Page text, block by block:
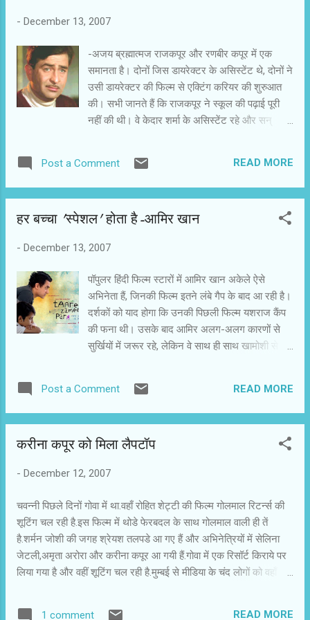
सत्य है. उनमें से अधिकांश अपने प्रेत ...
- December 13, 2007
-अजय ब्रह्मात्मज राजकपूर और रणबीर कपूर में एक
समानता है। दोनों जिस डायरेक्टर के असिस्टेंट थे, दोनों ने
उसी डायरेक्टर की फिल्म से एक्टिंग करियर की शुरुआत
की। सभी जानते हैं कि राजकपूर ने स्कूल की पढ़ाई पूरी
नहीं की थी। वे केदार शर्मा के असिस्टेंट रहे और सन्
स्टूडियोज की स्थापना की। रणबीर भी अपने दादा की तरह
संजय लीला भंसाली के सहायक रहे और फिर उनकी ही
यह देखना है कि वे आरके फिल्म्स एंड स्टूडियोज को कब
फैसला किया, तो उनके पिता ने उन्हें जवाब-तलब किया।
निरुत्तर कर दिया। उन्होंने पृथ्वीराज कपूर से पूछा, सर,
स्कूल की पढ़ाई के बाद क्या होगा? अगर आपको वकील
बनना हो, तो आप लॉ कॉलेज में जाते हैं। अगर आपको
डॉक्टर बनना हो, तो आप मेडिकल कॉलेज में जाते हैं और
अगर आपको फिल्ममेकर बनना हो, तो आप कहां जाएंगे? मैं
Post a Comment READ MORE
हर बच्चा 'स्पेशल' होता है-आमिर खान
- December 13, 2007
पॉपुलर हिंदी फिल्म स्टारों में आमिर खान अकेले ऐसे
अभिनेता हैं, जिनकी फिल्म इतने लंबे गैप के बाद आ रही है।
दर्शकों को याद होगा कि उनकी पिछली फिल्म यशराज कैंप
की फना थी। उसके बाद आमिर अलग-अलग कारणों से
सुर्खियों में जरूर रहे, लेकिन वे साथ ही साथ खामोशी से
निर्माता-निर्देशक तो हैं ही, साथ ही इसमें अभिनय भी कर रहे
हैं। पिछले दिनों आमिर खान से मुलाकात हुई। प्रस्तुत हैं
और निर्माता के बाद निर्देशक भी बन गए। क्या फिल्म तारे
ने चुना? अच्छा सवाल है, लेकिन मैं बता दूं कि इस फिल्म में
लेकिन डायरेक्टर मैं बाद में बन गया। लोग कह सकते हैं कि
डायरेक्टर आमिर को एक्टर आमिर गिफ्ट में मिल गया। सच
कहूं, तो मैंने सोच रखा था कि जब डायरेक्टर बनूंगा, तो
फिल्म में एक्टिंग नहीं करूंगा, लेकिन इस फिल्म में सिचुएशन
कुछ ऐसी बनी कि पहले एक्टर, फिर डायरेक्टर बन गया।
Post a Comment READ MORE
करीना कपूर को मिला लैपटॉप
- December 12, 2007
चवन्नी पिछले दिनों गोवा में था.वहाँ रोहित शेट्टी की फिल्म गोलमाल रिटर्न्स की
शूटिंग चल रही है.इस फिल्म में थोडे फेरबदल के साथ गोलमाल वाली ही तें
है.शर्मन जोशी की जगह श्रेयश तलपडे आ गए हैं और अभिनेत्रियों में सेलिना
जेटली,अमृता अरोरा और करीना कपूर आ गयी हैं.गोवा में एक रिसॉर्ट किराये पर
लिया गया है और वहीं शूटिंग चल रही है.मुम्बई से मीडिया के चंद लोगों को वहाँ
1 comment READ MORE